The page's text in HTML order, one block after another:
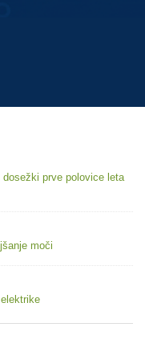
prve polovice leta
moči